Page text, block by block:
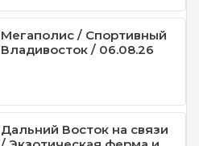
Мегаполис / Спортивный
Владивосток / 06.08.26
Дальний Восток на связи